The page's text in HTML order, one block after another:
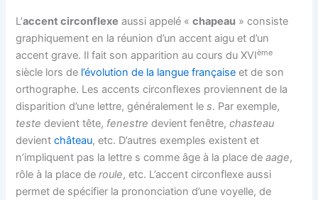
L’accent circonflexe aussi appelé «chapeau » consiste
graphiquement en la réunion d’un accent aigu et d’un
accent grave. Il fait son apparition au cours du XVIème
siècle lors de l’évolution de la langue française et de son
orthographe. Les accents circonflexes proviennent de la
disparition d’une lettre, généralement les. Par exemple,
teste devient tête, fenestre devient fenêtre,chasteau
devientchâteau, etc. D’autres exemples existent et
n’impliquent pas la lettre s comme âge à la place deaage,
rôle à la place deroule, etc. L’accent circonflexe aussi
permet de spécifier la prononciation d’une voyelle, de